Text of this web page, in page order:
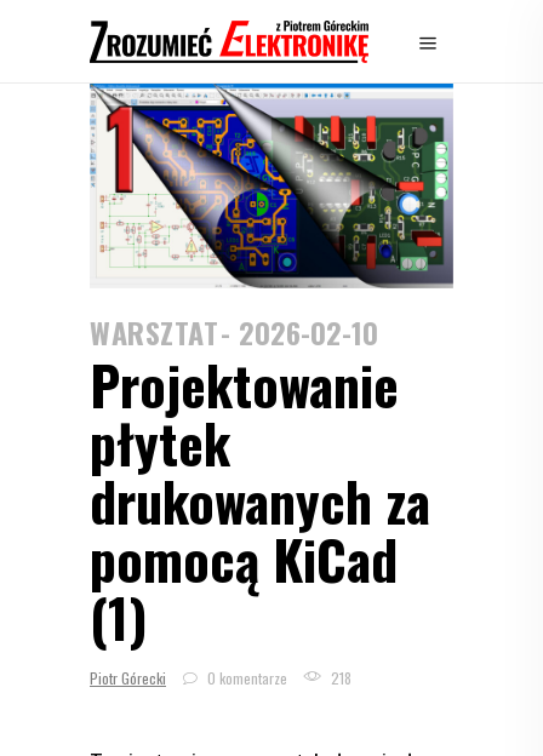
WARSZTAT 2026-02-10
Projektowanie
płytek
drukowanych za
pomocą KiCad
(1)
Piotr Górecki 0 komentarze 218